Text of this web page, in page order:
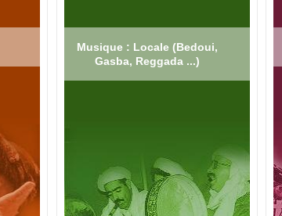
Musique : Locale (Bedoui,
Gasba, Reggada ...)